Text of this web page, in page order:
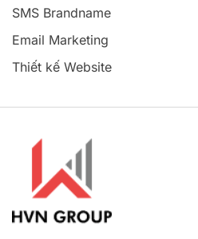
SMS Brandname
Email Marketing
Thiết kế Website